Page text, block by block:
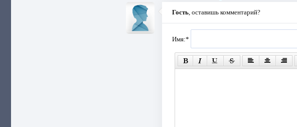
Гость, оставишь комментарий?
Имя:*